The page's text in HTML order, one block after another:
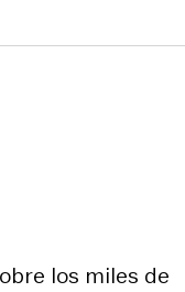
los miles de